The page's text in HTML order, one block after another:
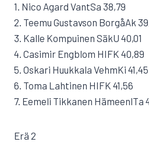
1. Nico Agard VantSa 38,79
2. Teemu Gustavson BorgåAk
3. Kalle Kompuinen SäkU 40,01
4. Casimir Engblom HIFK 40,89
5. Oskari Huukkala VehmKi 41,45
6. Toma Lahtinen HIFK 41,56
7. Eemeli Tikkanen HämeenlTa
Erä 2